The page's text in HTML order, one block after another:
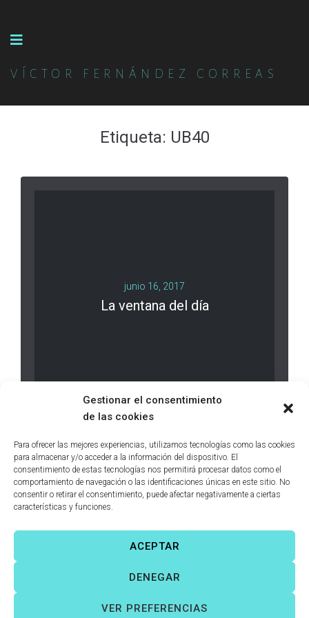
Gestionar el consentimiento
de las cookies
Para ofrecer las mejores experiencias, utilizamos tecnologías como las cookies
para almacenar y/o acceder a la información del dispositivo. El
consentimiento de estas tecnologías nos permitirá procesar datos como el
comportamiento de navegación o las identificaciones únicas en este sitio. No
consentir o retirar el consentimiento, puede afectar negativamente a ciertas
características y funciones.
ACEPTAR
DENEGAR
VER PREFERENCIAS
VÍCTOR FERNÁNDEZ CORREAS
Etiqueta: UB40
junio 16, 2017
La ventana del día
Víctor Fernández Correas
Todos los derechos reservados. |
|Política de cookies